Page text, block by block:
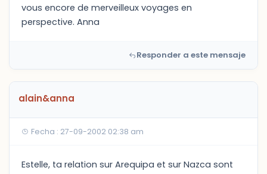
vous encore de merveilleux voyages en
perspective. Anna
Responder a este mensaje
alain&anna
Fecha : 27-09-2002 02:38 am
Estelle, ta relation sur Arequipa et sur Nazca sont